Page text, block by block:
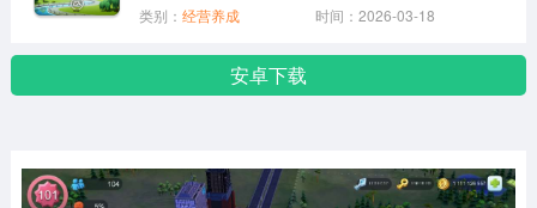
类别： 经营养成 时间：2026-03-18
安卓下载